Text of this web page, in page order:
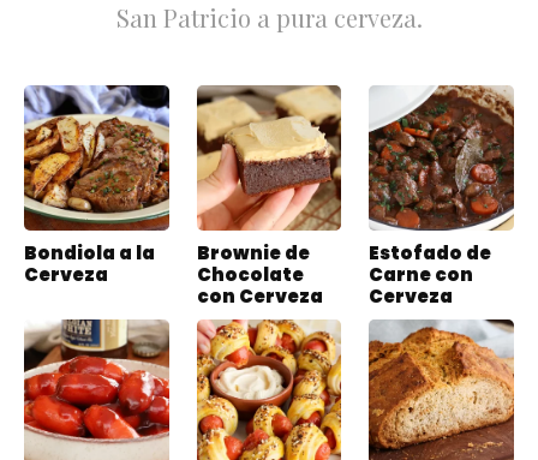
San Patricio a pura cerveza.
Bondiola a la
Cerveza
Brownie de
Chocolate
con Cerveza
Estofado de
Carne con
Cerveza